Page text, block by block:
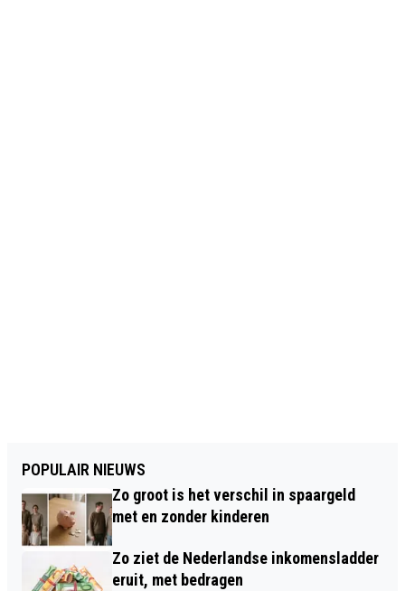
POPULAIR NIEUWS
Zo groot is het verschil in spaargeld
met en zonder kinderen
Zo ziet de Nederlandse inkomensladder
eruit, met bedragen